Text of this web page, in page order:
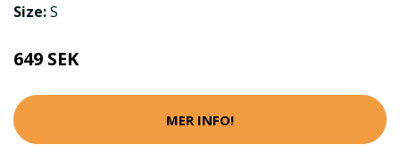
Size:S
649 SEK
MER INFO!